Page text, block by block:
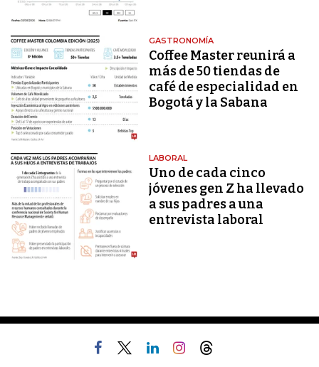
GASTRONOMÍA
Coffee Master reunirá a
más de 50 tiendas de
café de especialidad en
Bogotá y la Sabana
LABORAL
Uno de cada cinco
jóvenes gen Z ha llevado
a sus padres a una
entrevista laboral